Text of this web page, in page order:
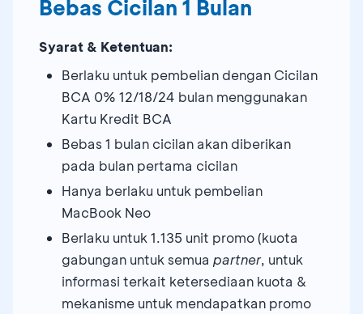
Bebas Cicilan 1 Bulan
Syarat & Ketentuan:
Berlaku untuk pembelian dengan Cicilan
BCA 0% 12/18/24 bulan menggunakan
Kartu Kredit BCA
Bebas 1 bulan cicilan akan diberikan
pada bulan pertama cicilan
Hanya berlaku untuk pembelian
MacBook Neo
Berlaku untuk 1.135 unit promo (kuota
gabungan untuk semua partner, untuk
informasi terkait ketersediaan kuota &
mekanisme untuk mendapatkan promo